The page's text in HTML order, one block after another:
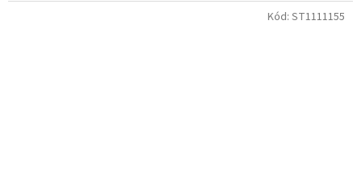
Kód: ST1111155